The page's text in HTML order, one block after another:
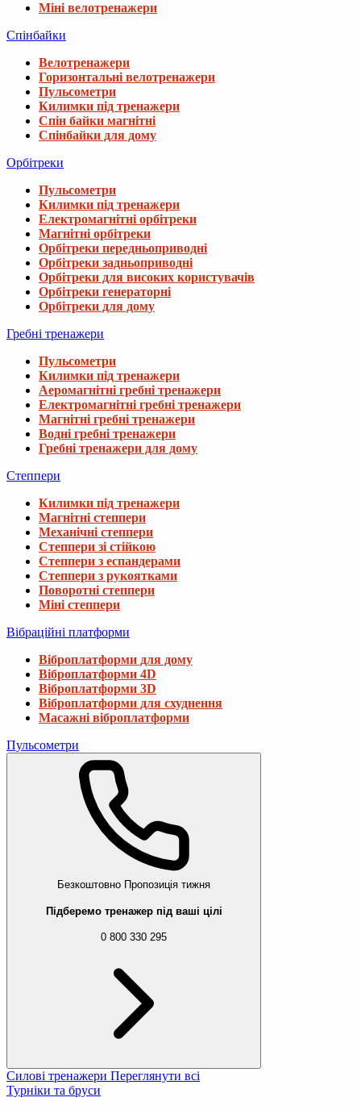
Міні велотренажери
Спінбайки
Велотренажери
Горизонтальні велотренажери
Пульсометри
Килимки під тренажери
Спін байки магнітні
Спінбайки для дому
Орбітреки
Пульсометри
Килимки під тренажери
Електромагнітні орбітреки
Магнітні орбітреки
Орбітреки передньоприводні
Орбітреки задньоприводні
Орбітреки для високих користувачів
Орбітреки генераторні
Орбітреки для дому
Гребні тренажери
Пульсометри
Килимки під тренажери
Аеромагнітні гребні тренажери
Електромагнітні гребні тренажери
Магнітні гребні тренажери
Водні гребні тренажери
Гребні тренажери для дому
Степпери
Килимки під тренажери
Магнітні степпери
Механічні степпери
Степпери зі стійкою
Степпери з еспандерами
Степпери з рукоятками
Поворотні степпери
Міні степпери
Вібраційні платформи
Віброплатформи для дому
Віброплатформи 4D
Віброплатформи 3D
Віброплатформи для схуднення
Масажні віброплатформи
Пульсометри
Безкоштовно Пропозиція тижня
Підберемо тренажер під ваші цілі
0 800 330 295
Силові тренажери Переглянути всі
Турніки та бруси